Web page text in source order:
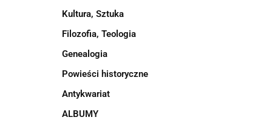
Kultura, Sztuka
Filozofia, Teologia
Genealogia
Powieści historyczne
Antykwariat
ALBUMY